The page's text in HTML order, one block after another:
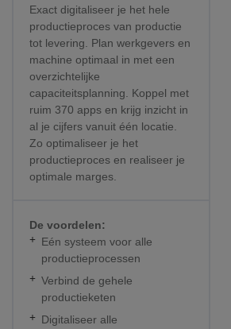
Exact digitaliseer je het hele
productieproces van productie
tot levering. Plan werkgevers en
machine optimaal in met een
overzichtelijke
capaciteitsplanning. Koppel met
ruim 370 apps en krijg inzicht in
al je cijfers vanuit één locatie.
Zo optimaliseer je het
productieproces en realiseer je
optimale marges.
De voordelen:
Eén systeem voor alle
productieprocessen
Verbind de gehele
productieketen
Digitaliseer alle